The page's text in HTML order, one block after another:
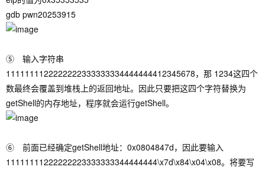
gdb pwn20253915
⑤ 输入字符串
1111111122222222333333334444444412345678，那 1234这四个
数最终会覆盖到堆栈上的返回地址。因此只要把这四个字符替换为
getShell的内存地址，程序就会运行getShell。
⑥ 前面已经确定getShell地址：0x0804847d，因此要输入
11111111222222223333333344444444\x7d\x84\x04\x08。将要写